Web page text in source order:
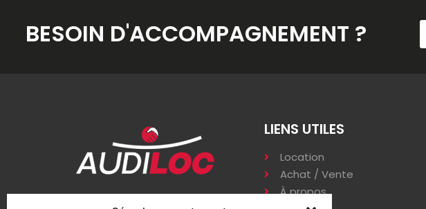
BESOIN D'ACCOMPAGNEMENT ?
Zi les varennes, 86530
LIENS UTILES
Location
Achat / Vente
À propos